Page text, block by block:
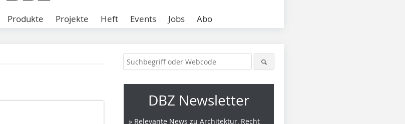
Produkte Projekte Heft Events Jobs Abo
DBZ Newsletter
» Relevante News zu Architektur, Recht